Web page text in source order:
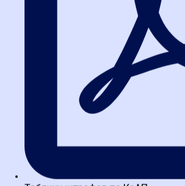
Шаг 3. Возврат заявок и
уведомление
После публикации решения оператор
течение часа обязан вернуть все поданные
участников об отмене. Дополнительных
не требуется — система работает
пять дней до окончания подачи заявок.
направляется каждому участнику, заявки